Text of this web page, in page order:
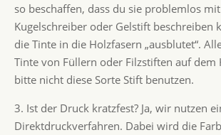
so beschaffen, dass du sie problemlos
Kugelschreiber oder Gelstift beschreiben
die Tinte in die Holzfasern „ausblutet“.
Tinte von Füllern oder Filzstiften auf dem
bitte nicht diese Sorte Stift benutzen.
3. Ist der Druck kratzfest? Ja, wir nutzen
Direktdruckverfahren. Dabei wird die